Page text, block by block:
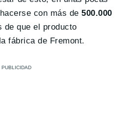
con más de 500.000
de que el producto
fábrica de Fremont.